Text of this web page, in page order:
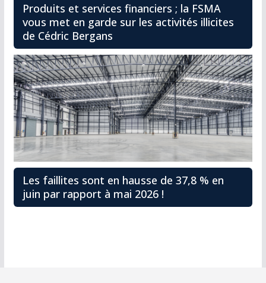
Produits et services financiers ; la FSMA
vous met en garde sur les activités illicites
de Cédric Bergans
Les faillites sont en hausse de 37,8 % en
juin par rapport à mai 2026 !